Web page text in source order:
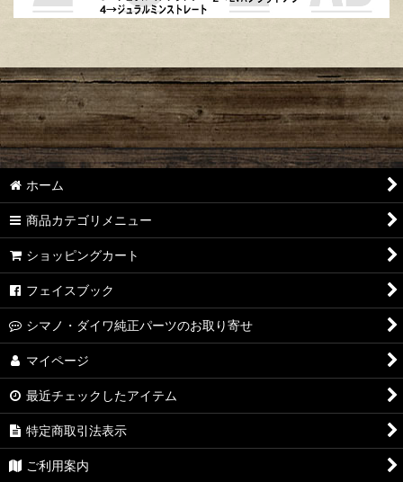
ホーム
商品カテゴリメニュー
ショッピングカート
フェイスブック
シマノ・ダイワ純正パーツのお取り寄せ
マイページ
最近チェックしたアイテム
特定商取引法表示
ご利用案内